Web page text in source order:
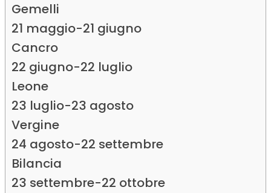
Gemelli
21 maggio-21 giugno
Cancro
22 giugno-22 luglio
Leone
23 luglio-23 agosto
Vergine
24 agosto-22 settembre
Bilancia
23 settembre-22 ottobre